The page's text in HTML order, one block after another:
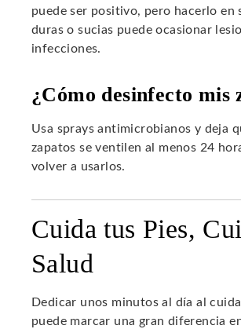
puede ser positivo, pero hacerlo en
duras o sucias puede ocasionar
infecciones.
¿Cómo desinfecto mis
Usa sprays antimicrobianos y deja
zapatos se ventilen al menos 24
volver a usarlos.
Cuida tus Pies,
Salud
Dedicar unos minutos al día al
puede marcar una gran diferencia